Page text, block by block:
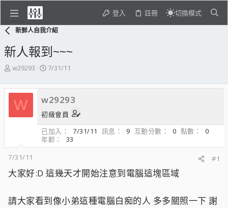
登入 註冊 切換模式
新鮮人自我介紹
新人報到~~~
主
發
起
人
w29293
開
日
期
7/31/11
W w29293
初級會員
已加入
7/31/11 訊息 9 互動分數 0 點數
0
年齡
33
7/31/11
#1
大家好:D 這幾天才開始注意到電腦這塊區域
請大家看到像小弟這種電腦白痴的人 多多關照一下 謝